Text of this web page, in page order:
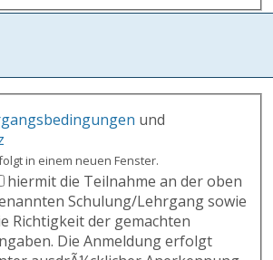
und
in einem neuen Fenster.
hiermit die Teilnahme an der oben
Schulung/Lehrgang sowie
Richtigkeit der gemachten
Die Anmeldung erfolgt